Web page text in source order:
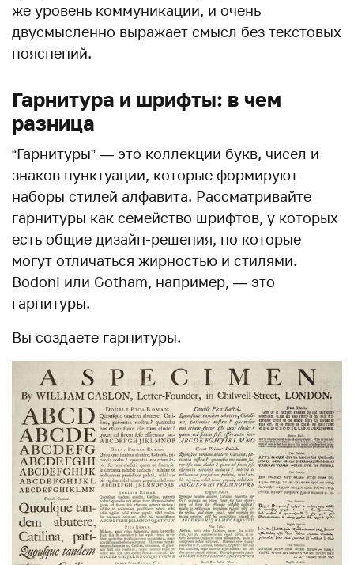
же уровень коммуникации, и очень
двусмысленно выражает смысл без текстовых
пояснений.
Гарнитура и шрифты: в чем
разница
“Гарнитуры” — это коллекции букв, чисел и
знаков пунктуации, которые формируют
наборы стилей алфавита. Рассматривайте
гарнитуры как семейство шрифтов, у которых
есть общие дизайн-решения, но которые
могут отличаться жирностью и стилями.
Bodoni или Gotham, например, — это
гарнитуры.
Вы создаете гарнитуры.